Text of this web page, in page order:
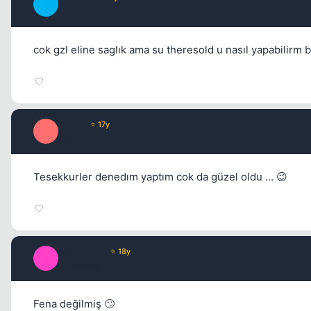
cok gzl eline saglık ama su theresold u nasıl yapabilirm
⭐ 17y
Tesekkurler denedım yaptım cok da güzel oldu ... 😉
⭐ 18y
Fena değilmiş 🙄